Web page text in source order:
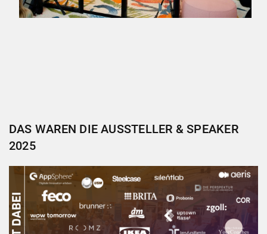
DAS WAREN DIE AUSSTELLER & SPEAKER
2025